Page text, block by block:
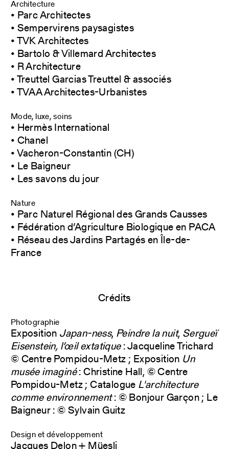
Architecture
• Parc Architectes
• Sempervirens paysagistes
• TVK Architectes
• Bartolo & Villemard Architectes
• R Architecture
• Treuttel Garcias Treuttel & associés
• TVAA Architectes-Urbanistes
Mode, luxe, soins
• Hermès International
• Chanel
• Vacheron-Constantin (CH)
• Le Baigneur
• Les savons du jour
Nature
• Parc Naturel Régional des Grands Causses
• Fédération d’Agriculture Biologique en PACA
• Réseau des Jardins Partagés en Île-de-
France
Crédits
Photographie
Exposition Japan-ness, Peindre la nuit, Sergueï
Eisenstein, l’œil extatique: Jacqueline Trichard
© Centre Pompidou-Metz ; Exposition Un
musée imaginé: Christine Hall, © Centre
Pompidou-Metz ; Catalogue L'architecture
comme environnement: © Bonjour Garçon ; Le
Baigneur : © Sylvain Guitz
Design et développement
Jacques Delon + Müesli